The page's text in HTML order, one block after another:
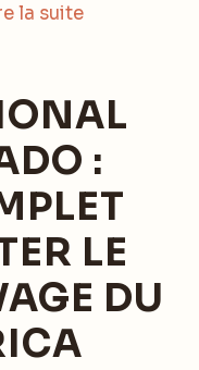
la suite
:
LE
DU